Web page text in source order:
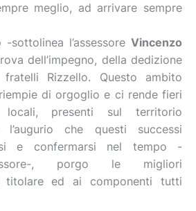
meglio, ad arrivare sempre
-sottolinea l’assessore Vincenzo
dell’impegno, della dedizione
Rizzello. Questo ambito
di orgoglio e ci rende fieri
locali, presenti sul territorio
l’augurio che questi successi
e confermarsi nel tempo -
, porgo le migliori
titolare ed ai componenti tutti